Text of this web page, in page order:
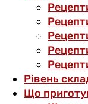
Рівень
Що